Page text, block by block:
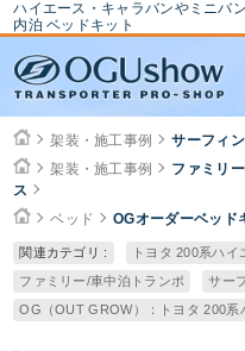
ハイエース・キャラバンやミニバ
内泊 ベッドキット
架装・施工事例
サーフィ
架装・施工事例
ファミリ
ス
ベッド
OGオーダーベッド
関連カテゴリ : トヨタ 200系ハイ
ファミリー/車中泊トランポ
サー
OG（OUT GROW）：トヨタ 200系